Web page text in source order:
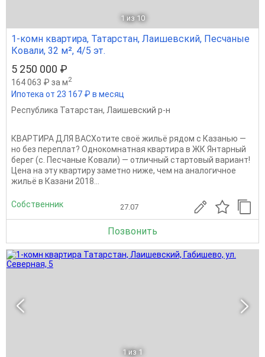
1 из 10
1-комн квартира, Татарстан, Лаишевский, Песчаные
Ковали, 32 м², 4/5 эт.
5 250 000 ₽
164 063 ₽ за м2
Ипотека от 23 167 ₽ в месяц
Республика Татарстан, Лаишевский р-н
КВАРТИРА ДЛЯ ВАСХотите своё жильё рядом с Казанью —
но без переплат? Однокомнатная квартира в ЖК Янтарный
берег (с. Песчаные Ковали) — отличный стартовый вариант!
Цена на эту квартиру заметно ниже, чем на аналогичное
жильё в Казани 2018...
Собственник 27.07
Позвонить
1 из 1